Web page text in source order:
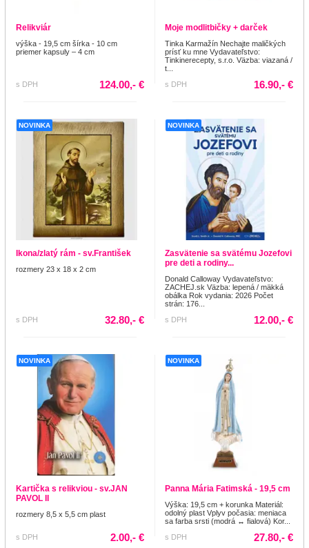
Relikviár
výška - 19,5 cm šírka - 10 cm
priemer kapsuly – 4 cm
s DPH 124.00,- €
Moje modlitbičky + darček
Tinka Karmažín Nechajte maličkých
prísť ku mne Vydavateľstvo:
Tinkinerecepty, s.r.o. Väzba: viazaná /
t...
s DPH
16.90,- €
NOVINKA
Ikona/zlatý rám - sv.František
rozmery 23 x 18 x 2 cm
s DPH 32.80,- €
NOVINKA
Zasvätenie sa svätému Jozefovi
pre deti a rodiny...
Donald Calloway Vydavateľstvo:
ZACHEJ.sk Väzba: lepená / mäkká
obálka Rok vydania: 2026 Počet
strán: 176...
s DPH
12.00,- €
NOVINKA
Kartička s relikviou - sv.JAN
PAVOL II
rozmery 8,5 x 5,5 cm plast
s DPH 2.00,- €
NOVINKA
Panna Mária Fatimská - 19,5 cm
Výška: 19,5 cm + korunka Materiál:
odolný plast Vplyv počasia: meniaca
sa farba srsti (modrá ↔ fialová) Kor...
s DPH
27.80,- €